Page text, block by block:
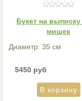
Букет на выписку
мишек
Диаметр: 35 см
5450 руб